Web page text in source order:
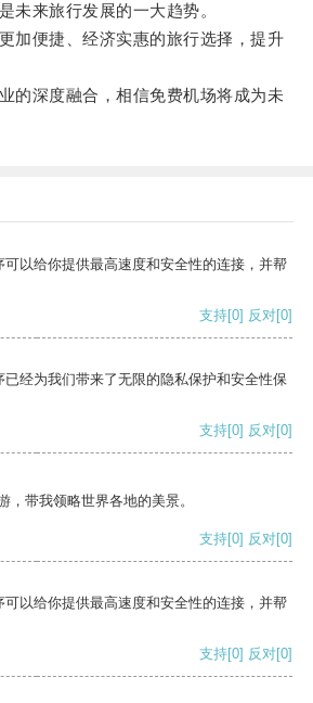
来旅行发展的一大趋势。
便捷、经济实惠的旅行选择，提升
深度融合，相信免费机场将成为未
以给你提供最高速度和安全性的连接，并帮
支持[0] 反对[0]
经为我们带来了无限的隐私保护和安全性保
支持[0] 反对[0]
，带我领略世界各地的美景。
支持[0] 反对[0]
以给你提供最高速度和安全性的连接，并帮
支持[0] 反对[0]